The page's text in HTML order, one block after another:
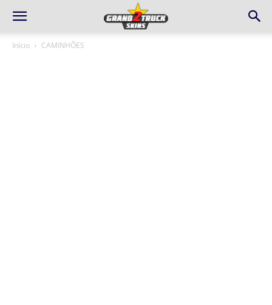
Início CAMINHÕES